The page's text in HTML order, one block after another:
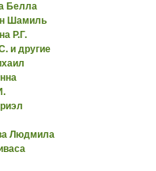
Белла
Шамиль
Р.Г.
и другие
Людмила